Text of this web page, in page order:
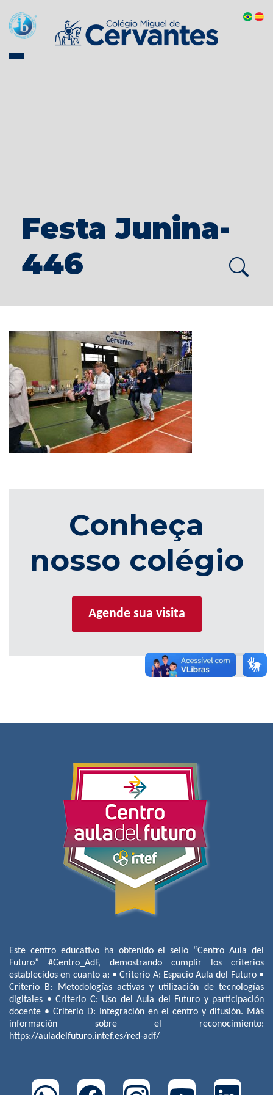
Festa Junina-
446
Conheça
nosso colégio
Agende sua visita
Este centro educativo ha obtenido el sello “Centro Aula del
Futuro” #Centro_AdF, demostrando cumplir los criterios
establecidos en cuanto a: • Criterio A: Espacio Aula del Futuro •
Criterio B: Metodologías activas y utilización de tecnologías
digitales • Criterio C: Uso del Aula del Futuro y participación
docente • Criterio D: Integración en el centro y difusión. Más
información sobre el reconocimiento:
https://auladelfuturo.intef.es/red-adf/